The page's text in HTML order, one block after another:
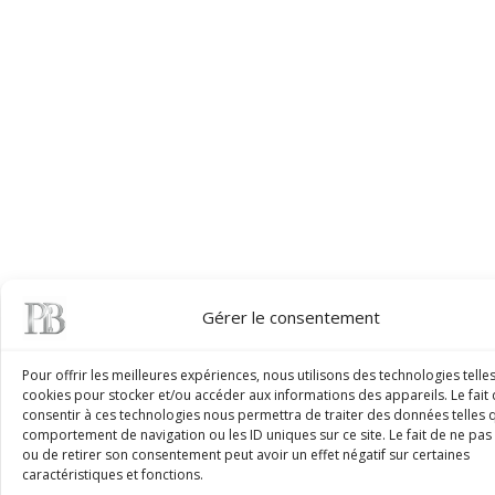
Gérer le consentement
Pour offrir les meilleures expériences, nous utilisons des technologies
cookies pour stocker et/ou accéder aux informations des appareils. Le fait
consentir à ces technologies nous permettra de traiter des données telles
comportement de navigation ou les ID uniques sur ce site. Le fait de ne
ou de retirer son consentement peut avoir un effet négatif sur certaines
caractéristiques et fonctions.
Besoin d’informations sur
cet appareil ?
Notre équipe PB Maintenance est à votre écoute
pour vous conseiller, établir un devis ou vous